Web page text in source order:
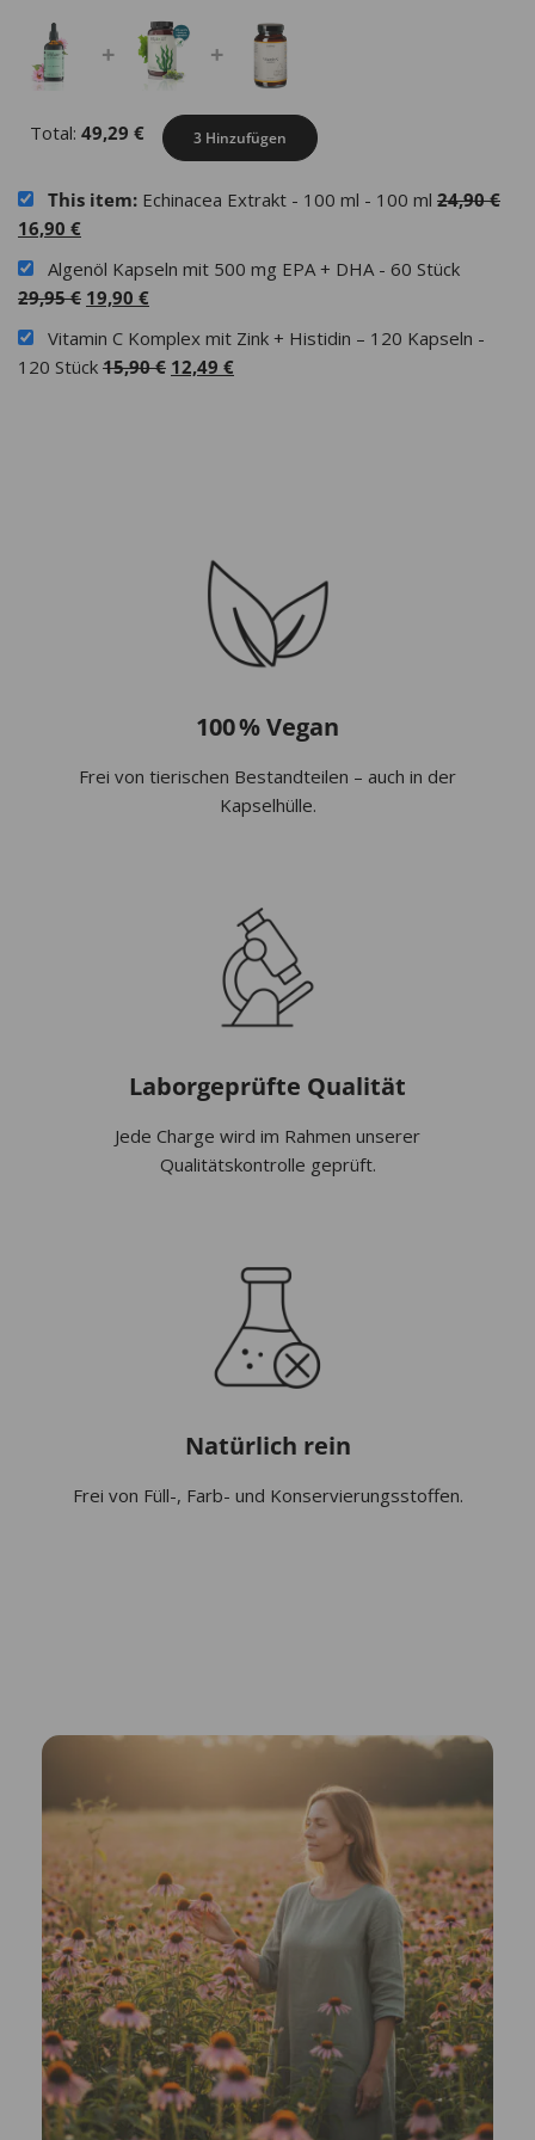
+ +
Total: 49,29 € 3 Hinzufügen
This item: Echinacea Extrakt - 100 ml - 100 ml 24,90€
16,90 €
16,90 €.
Algenöl Kapseln mit 500 mg EPA + DHA - 60 Stück
29,95€ Ursprünglicher
29,95 €
19,90 €
ist:
19,90 €.
Vitamin C Komplex mit Zink + Histidin – 120 Kapseln -
120 Stück 15,90€ Ursprünglicher
12,49 €
100 % Vegan
Frei von tierischen Bestandteilen – auch in der
Kapselhülle.
Laborgeprüfte Qualität
Jede Charge wird im Rahmen unserer
Qualitätskontrolle geprüft.
Natürlich rein
Frei von Füll-, Farb- und Konservierungsstoffen.